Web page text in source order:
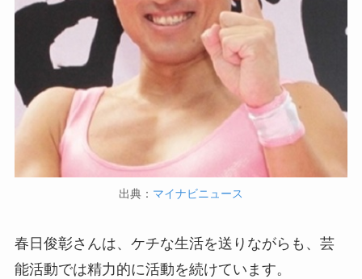
出典： マイナビニュース
春日俊彰さんは、ケチな生活を送りながらも、芸
能活動では精力的に活動を続けています。